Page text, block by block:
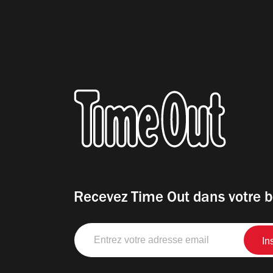
Recevez Time Out dans votre
Entrez
votre
adresse